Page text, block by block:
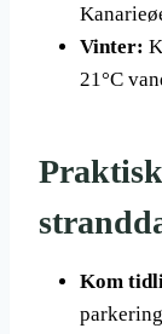
Vinter:
21°C
Kom